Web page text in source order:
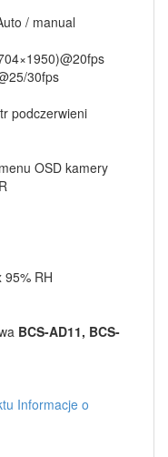
/ manual
30fps
podczerwieni
OSD kamery
95% RH
BCS-AD11, BCS-
Informacje o